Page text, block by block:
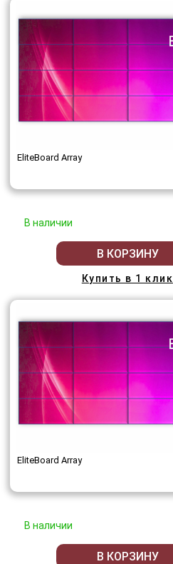
EliteBoard Array
В наличии
В КОРЗИНУ
Купить в 1 клик
EliteBoard Array
В наличии
В КОРЗИНУ